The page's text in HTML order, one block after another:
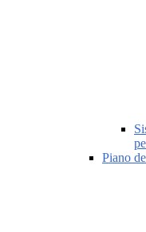
Piano